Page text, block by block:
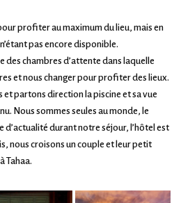
profiter au maximum du lieu, mais en
pas encore disponible.
des chambres d’attente dans laquelle
et nous changer pour profiter des lieux.
et partons direction la piscine et sa vue
Nous sommes seules au monde, le
durant notre séjour, l’hôtel est
nous croisons un couple et leur petit
Tahaa.